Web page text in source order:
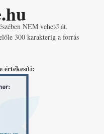
NEM vehető át.
300 karakterig a forrás
értékesíti: